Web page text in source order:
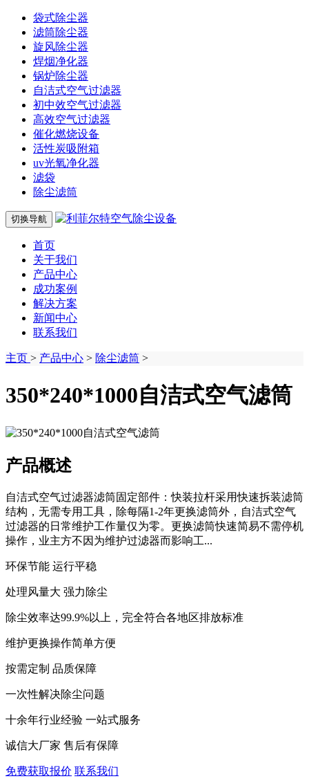
袋式除尘器
滤筒除尘器
旋风除尘器
焊烟净化器
锅炉除尘器
自洁式空气过滤器
初中效空气过滤器
高效空气过滤器
催化燃烧设备
活性炭吸附箱
uv光氧净化器
滤袋
除尘滤筒
切换导航
首页
关于我们
产品中心
成功案例
解决方案
新闻中心
联系我们
主页 > 产品中心 > 除尘滤筒 >
350*240*1000自洁式空气滤筒
产品概述
自洁式空气过滤器滤筒固定部件：快装拉杆采用快速拆装滤筒
结构，无需专用工具，除每隔1-2年更换滤筒外，自洁式空气
过滤器的日常维护工作量仅为零。更换滤筒快速简易不需停机
操作，业主方不因为维护过滤器而影响工...
环保节能 运行平稳
处理风量大 强力除尘
除尘效率达99.9%以上，完全符合各地区排放标准
维护更换操作简单方便
按需定制 品质保障
一次性解决除尘问题
十余年行业经验 一站式服务
诚信大厂家 售后有保障
免费获取报价 联系我们